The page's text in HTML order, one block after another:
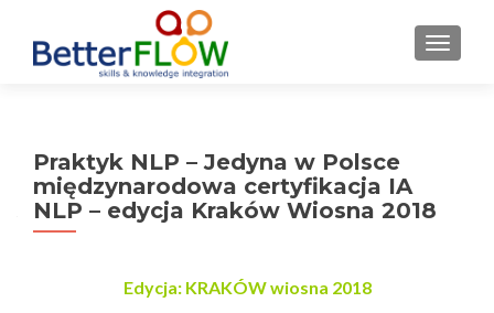
MENU
Praktyk NLP – Jedyna w Polsce
międzynarodowa certyfikacja IA
NLP – edycja Kraków Wiosna 2018
Edycja: KRAKÓW wiosna 2018